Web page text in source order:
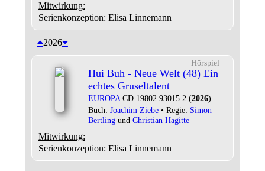
Mitwirkung:
Serienkonzeption: Elisa Linnemann
2026
Hörspiel
Hui Buh - Neue Welt (48) Ein
echtes Gruseltalent
EUROPACD 19802 93015 2 (2026)
Buch: Joachim Ziebe• Regie: Simon
Bertlingund Christian Hagitte
Mitwirkung:
Serienkonzeption: Elisa Linnemann